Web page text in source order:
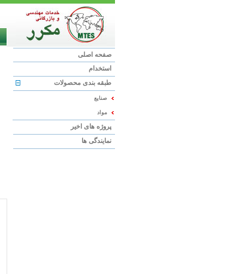
صفحه اصلی
استخدام
طبقه بندی محصولات
صنایع
مواد
پروژه های اخیر
نمایندگی ها